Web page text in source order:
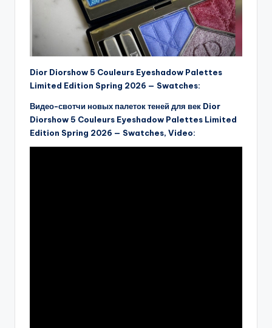
Dior Diorshow 5 Couleurs Eyeshadow Palettes
Limited Edition Spring 2026 — Swatches:
Видео-свотчи новых палеток теней для век Dior
Diorshow 5 Couleurs Eyeshadow Palettes Limited
Edition Spring 2026 — Swatches, Video: